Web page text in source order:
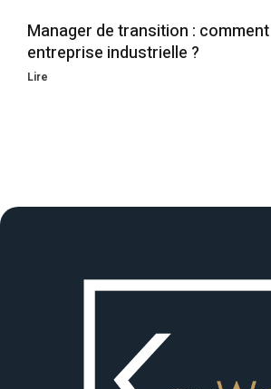
Manager de transition :
entreprise industrielle ?
Lire